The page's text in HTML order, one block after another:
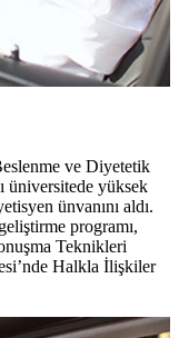
ve Diyetetik
üniversitede yüksek
ünvanını aldı.
programı,
Teknikleri
Halkla İlişkiler